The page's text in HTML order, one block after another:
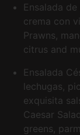
Ensalada
crema con
Prawns,
citrus and
Ensalada
lechugas,
exquisita
Caesar
greens,